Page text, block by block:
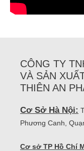
CÔNG TY
VÀ SẢN
THIÊN AN
Cơ Sở Hà Nội:
Phương Canh,
Cơ sở TP Hồ Chí